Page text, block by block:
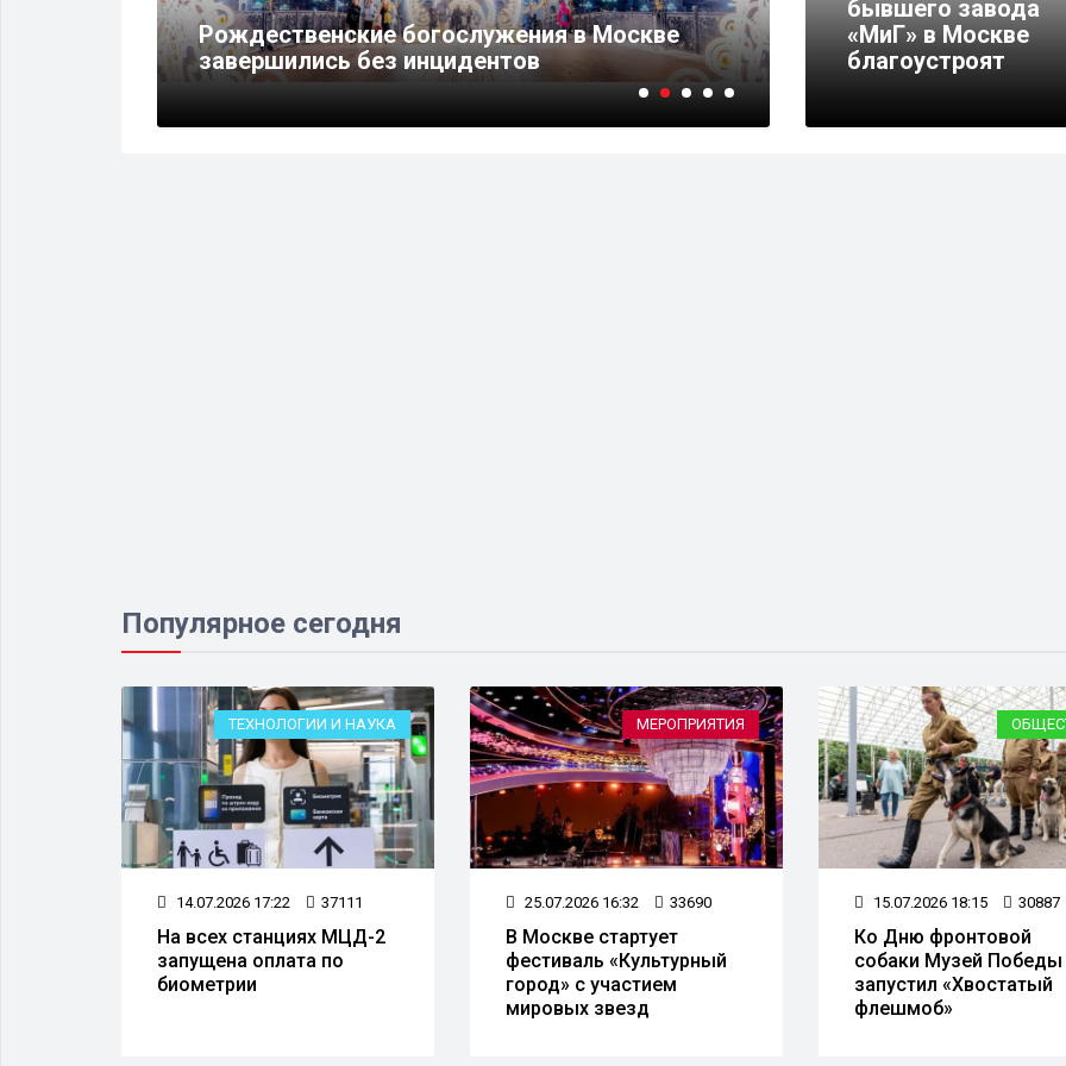
Рождественские богослужения в Москве
завершились без инцидентов
В ТиНАО завершили
газорегуляторного
бывшего завода
«МиГ» в Москве
благоустроят
Популярное сегодня
ТЕХНОЛОГИИ И НАУКА
14.07.2026 17:22 37111
На всех станциях МЦД-2
запущена оплата по
биометрии
МЕРОПРИЯТИЯ
25.07.2026 16:32 33690
В Москве стартует
фестиваль «Культурный
город» с участием
мировых звезд
15.07.2026 18:15 30887
Ко Дню фронтовой
собаки Музей Победы
запустил «Хвостатый
флешмоб»